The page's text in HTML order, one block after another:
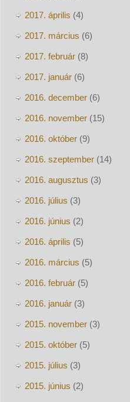
2017. április (4)
2017. március (6)
2017. február(8)
2017. január(6)
2016. december(6)
2016. november(15)
2016. október(9)
2016. szeptember(14)
2016. augusztus (3)
2016. július (3)
2016. június (2)
2016. április (5)
2016. március (5)
2016. február(5)
2016. január(3)
2015. november(3)
2015. október(5)
2015. július (3)
2015. június (2)